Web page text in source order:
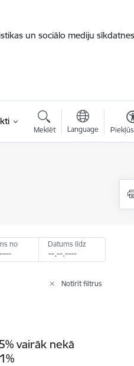
un sociālo mediju
Meklēt Language
no Datums līdz
Notīrīt filtrus
vairāk nekā